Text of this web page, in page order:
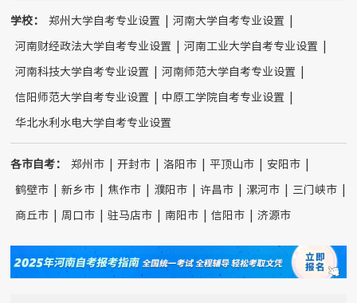
学校： 郑州大学自考专业设置 河南大学自考专业设置
河南财经政法大学自考专业设置 河南工业大学自考专业设置
河南科技大学自考专业设置 河南师范大学自考专业设置
信阳师范大学自考专业设置 中原工学院自考专业设置
华北水利水电大学自考专业设置
各市自考： 郑州市 开封市 洛阳市 平顶山市 安阳市
鹤壁市 新乡市 焦作市 濮阳市 许昌市 漯河市 三门峡市
商丘市 周口市 驻马店市 南阳市 信阳市 济源市